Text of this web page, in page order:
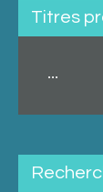
Titres
...